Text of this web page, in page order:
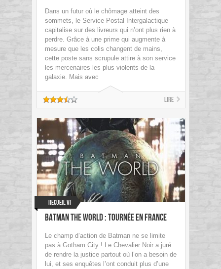
Dans un futur où le chômage atteint des
sommets, le Service Postal Intergalactique
capitalise sur des livreurs qui n’ont plus rien à
perdre. Grâce à une prime qui augmente à
mesure que les colis changent de mains,
cette poste sans scrupule attire à son service
les mercenaires les plus violents de la
galaxie. Mais avec
Lire
Recueil VF
Batman The World : Tournée en France
Le champ d’action de Batman ne se limite
pas à Gotham City ! Le Chevalier Noir a juré
de rendre la justice partout où l’on a besoin de
lui, et ses enquêtes l’ont conduit plus d’une